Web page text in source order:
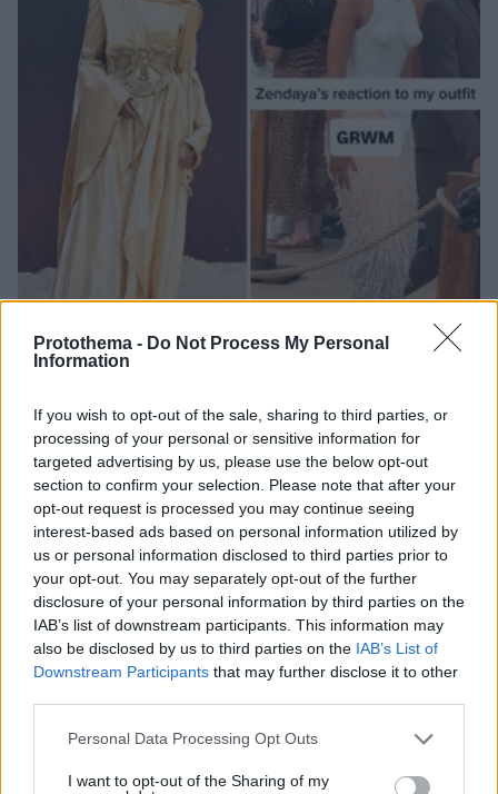
Protothema - Do Not Process My Personal
Information
If you wish to opt-out of the sale, sharing to third parties, or
processing of your personal or sensitive information for
targeted advertising by us, please use the below opt-out
section to confirm your selection. Please note that after your
opt-out request is processed you may continue seeing
interest-based ads based on personal information utilized by
us or personal information disclosed to third parties prior to
your opt-out. You may separately opt-out of the further
disclosure of your personal information by third parties on the
IAB’s list of downstream participants. This information may
also be disclosed by us to third parties on the IAB’s List of
Downstream Participants that may further disclose it to other
Please note that this website/app uses one or more Google
not limited to your visit or usage behaviour. You may click to
Personal Data Processing Opt Outs
I want to opt-out of the Sharing of my
Η 29χρονη με το χιτζάμπ που έκανε τη Zendaya να
μείνει με το στόμα ανοιχτό στο κόκκινο χαλί